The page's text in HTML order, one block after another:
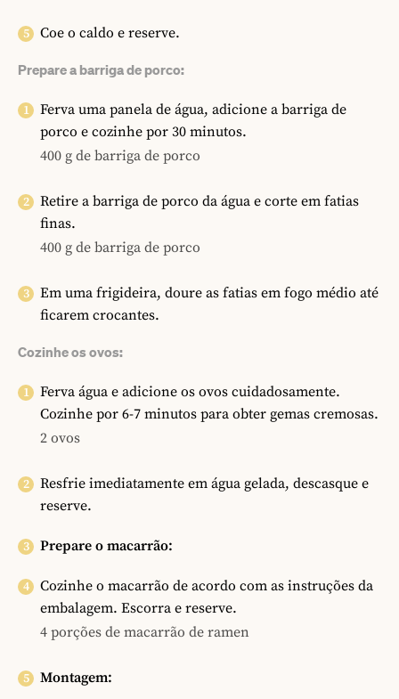
Coe o caldo e reserve.
Prepare a barriga de porco:
Ferva uma panela de água, adicione a barriga de
porco e cozinhe por 30 minutos.
400 g de barriga de porco
Retire a barriga de porco da água e corte em fatias
finas.
400 g de barriga de porco
Em uma frigideira, doure as fatias em fogo médio até
ficarem crocantes.
Cozinhe os ovos:
Ferva água e adicione os ovos cuidadosamente.
Cozinhe por 6-7 minutos para obter gemas cremosas.
2 ovos
Resfrie imediatamente em água gelada, descasque e
reserve.
Prepare o macarrão:
Cozinhe o macarrão de acordo com as instruções da
embalagem. Escorra e reserve.
4 porções de macarrão de ramen
Montagem: